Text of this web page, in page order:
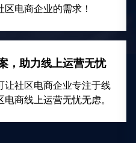
电商企业的需求！
，助力线上运营无忧
让社区电商企业专注于线
商线上运营无忧无虑。